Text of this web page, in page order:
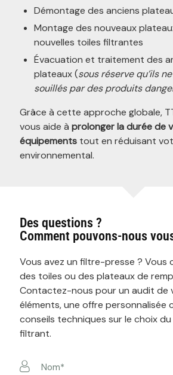
Démontage des anciens
Montage des nouveaux
nouvelles toiles filtrantes
Évacuation et traitement des
plateaux (sous réserve qu’ils
souillés par des produits
Grâce à cette approche globale,
vous aide à prolonger la durée de
équipementstout en réduisant
environnemental.
Des questions ?
Comment pouvons-nous
Vous avez un filtre-presse ? Vous
des toiles ou des plateaux de
Contactez-nous pour un audit de
éléments, une offre personnalisée
conseils techniques sur le choix du
filtrant.